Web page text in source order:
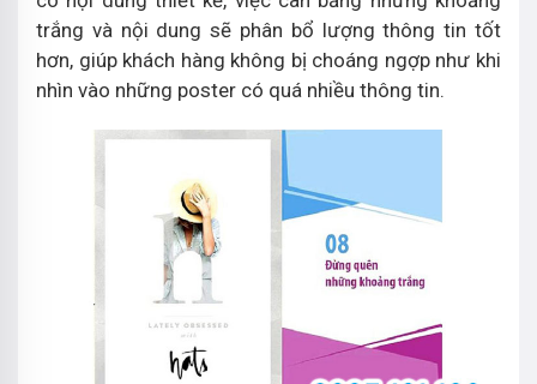
trắng và nội dung sẽ phân bổ lượng thông tin tốt
hơn, giúp khách hàng không bị choáng ngợp như khi
nhìn vào những poster có quá nhiều thông tin.